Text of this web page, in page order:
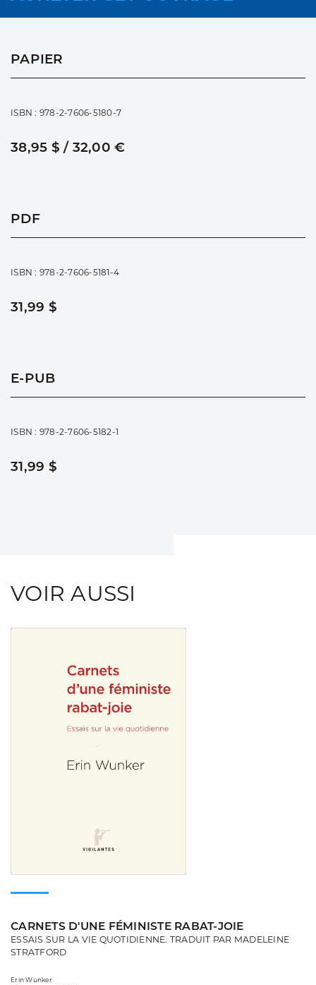
PAPIER
ISBN : 978-2-7606-5180-7
38,95 $ / 32,00 €
PDF
ISBN : 978-2-7606-5181-4
31,99 $
E-PUB
ISBN : 978-2-7606-5182-1
31,99 $
VOIR AUSSI
CARNETS D'UNE FÉMINISTE RABAT-JOIE
ESSAIS SUR LA VIE QUOTIDIENNE. TRADUIT PAR MADELEINE
STRATFORD
Erin Wunker